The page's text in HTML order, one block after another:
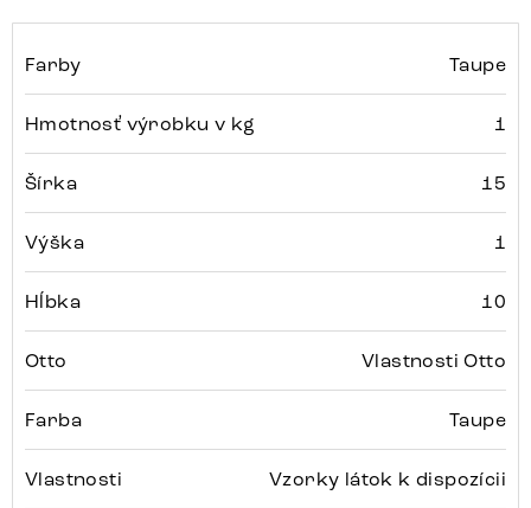
Farby Taupe
Hmotnosť výrobku v kg 1
Šírka 15
Výška 1
Hĺbka 10
Otto Vlastnosti Otto
Farba Taupe
Vlastnosti Vzorky látok k dispozícii